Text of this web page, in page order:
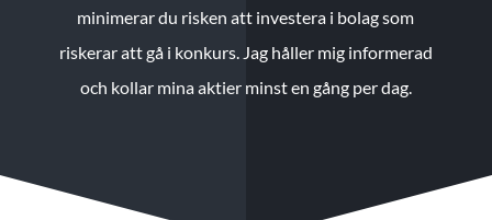
minimerar du risken att investera i bolag som
riskerar att gå i konkurs. Jag håller mig informerad
och kollar mina aktier minst en gång per dag.